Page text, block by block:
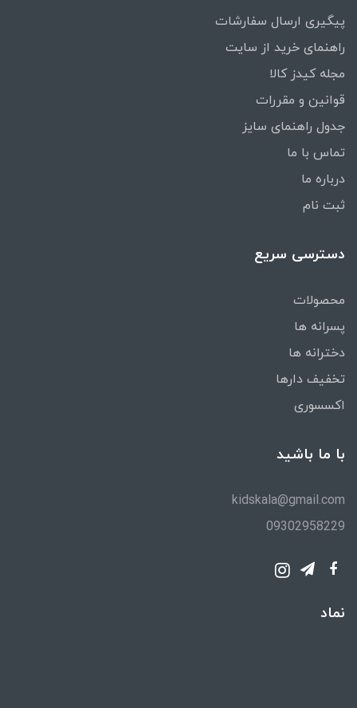
پیگیری ارسال سفارشات
راهنمای خرید از سایت
مجله کیدز کالا
قوانین و مقررات
جدول راهنمای سایز
تماس با ما
درباره ما
ثبت نام
دسترسی سریع
محصولات
پسرانه ها
دخترانه ها
تخفیف دارها
اکسسوری
با ما باشید
kidskala@gmail.com
09302958229
نماد